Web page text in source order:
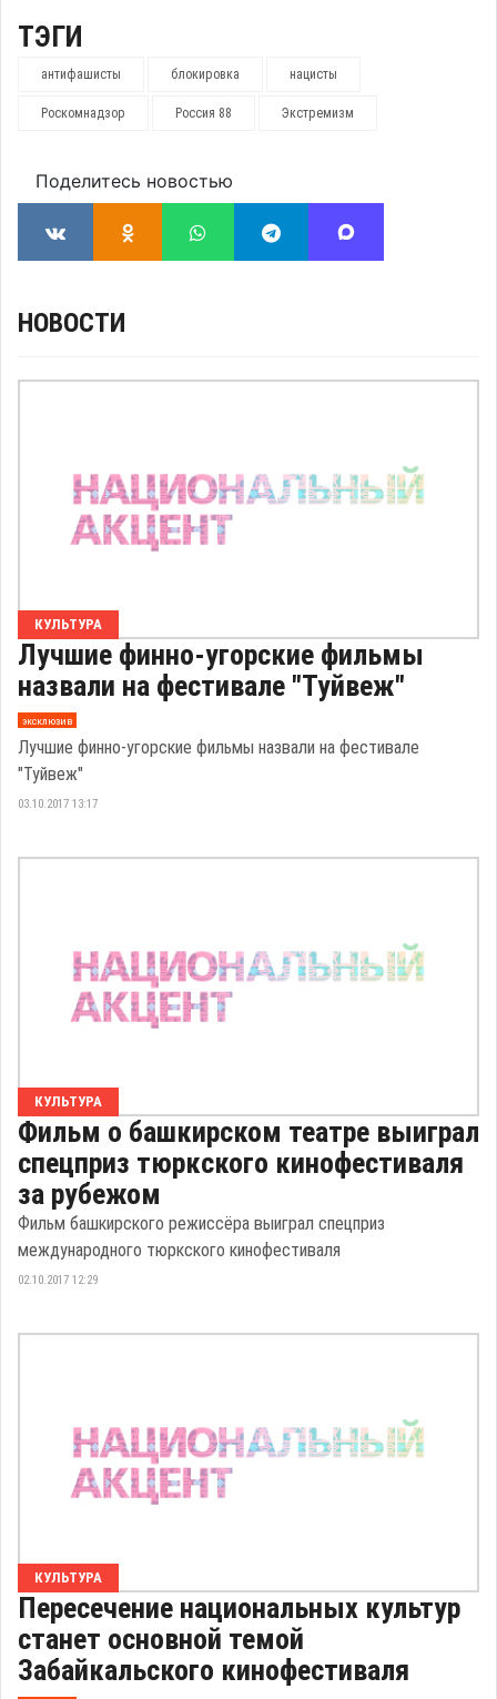
ТЭГИ
антифашисты блокировка нацисты
Роскомнадзор Россия 88 Экстремизм
Поделитесь новостью
НОВОСТИ
КУЛЬТУРА
Лучшие финно-угорские фильмы
назвали на фестивале "Туйвеж"
эксклюзив
Лучшие финно-угорские фильмы назвали на фестивале
"Туйвеж"
03.10.2017 13:17
КУЛЬТУРА
Фильм о башкирском театре выиграл
спецприз тюркского кинофестиваля
за рубежом
Фильм башкирского режиссёра выиграл спецприз
международного тюркского кинофестиваля
02.10.2017 12:29
КУЛЬТУРА
Пересечение национальных культур
станет основной темой
Забайкальского кинофестиваля